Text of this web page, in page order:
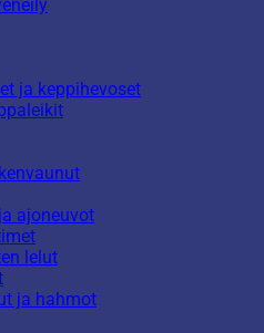
ja keppihevoset
ajoneuvot
lelut
ja hahmot